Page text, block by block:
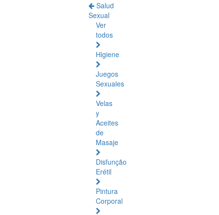
Salud
Sexual
Ver
todos
Higiene
Juegos
Sexuales
Velas
y
Aceites
de
Masaje
Disfunção
Erétil
Pintura
Corporal